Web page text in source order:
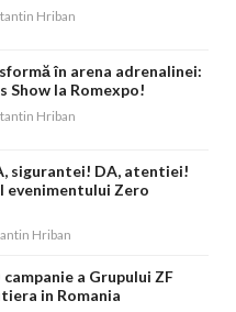
Hriban
în arena adrenalinei:
Show la Romexpo!
Hriban
sigurantei! DA, atentiei!
evenimentului Zero
Hriban
a Grupului ZF
in Romania